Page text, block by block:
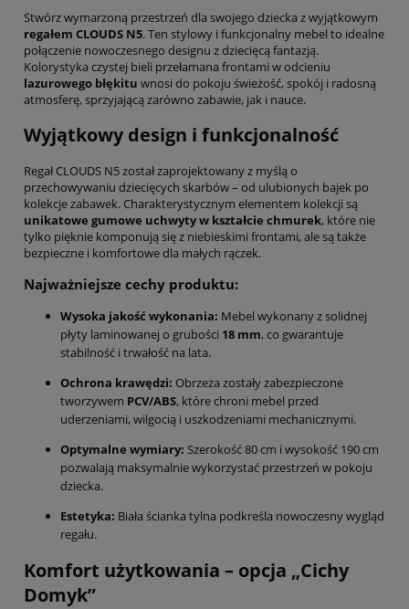
Stwórz wymarzoną przestrzeń dla swojego dziecka z wyjątkowym
regałem CLOUDS N5. Ten stylowy i funkcjonalny mebel to idealne
połączenie nowoczesnego designu z dziecięcą fantazją.
Kolorystyka czystej bieli przełamana frontami w odcieniu
lazurowego błękitu wnosi do pokoju świeżość, spokój i radosną
atmosferę, sprzyjającą zarówno zabawie, jak i nauce.
Wyjątkowy design i funkcjonalność
Regał CLOUDS N5 został zaprojektowany z myślą o
przechowywaniu dziecięcych skarbów – od ulubionych bajek po
kolekcje zabawek. Charakterystycznym elementem kolekcji są
unikatowe gumowe uchwyty w kształcie chmurek, które nie
tylko pięknie komponują się z niebieskimi frontami, ale są także
bezpieczne i komfortowe dla małych rączek.
Najważniejsze cechy produktu:
Wysoka jakość wykonania: Mebel wykonany z solidnej
płyty laminowanej o grubości 18 mm, co gwarantuje
stabilność i trwałość na lata.
Ochrona krawędzi: Obrzeża zostały zabezpieczone
tworzywem PCV/ABS, które chroni mebel przed
uderzeniami, wilgocią i uszkodzeniami mechanicznymi.
Optymalne wymiary: Szerokość 80 cm i wysokość 190 cm
pozwalają maksymalnie wykorzystać przestrzeń w pokoju
dziecka.
Estetyka: Biała ścianka tylna podkreśla nowoczesny wygląd
regału.
Komfort użytkowania – opcja „Cichy
Domyk”